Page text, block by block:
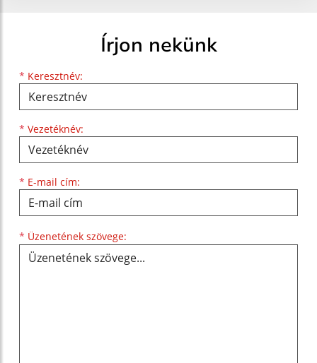
Írjon nekünk
* Keresztnév:
Keresztnév
* Vezetéknév:
Vezetéknév
* E-mail cím:
E-mail cím
* Üzenetének szövege: